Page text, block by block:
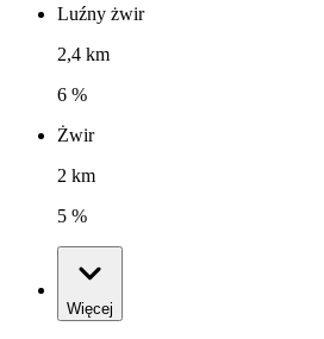
Luźny żwir
2,4 km
6 %
Żwir
2 km
5 %
Więcej